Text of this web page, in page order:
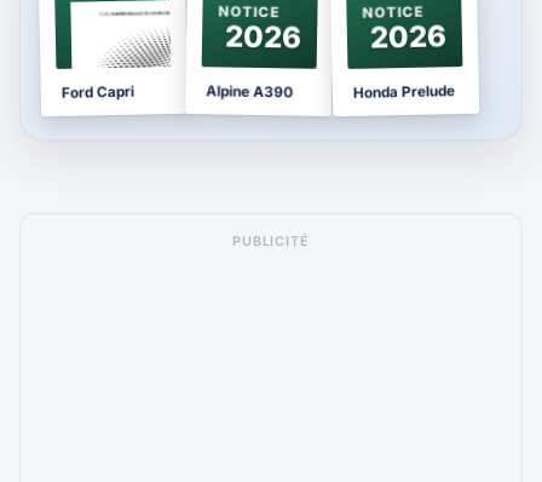
NOTICE
2024
Ford Capri
NOTICE
2026
Alpine A390
NOTICE
2026
Honda Prelude
PUBLICITÉ